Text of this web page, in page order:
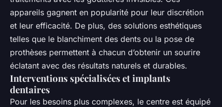
appareils gagnent en popularité pour leur discrétion
et leur efficacité. De plus, des solutions esthétiques
telles que le blanchiment des dents ou la pose de
prothèses permettent à chacun d’obtenir un sourire
éclatant avec des résultats naturels et durables.
Interventions spécialisées et implants
dentaires
Pour les besoins plus complexes, le centre est équipé